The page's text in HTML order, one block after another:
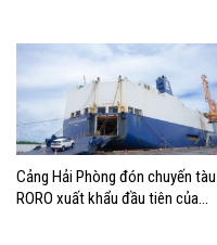
Cảng Hải Phòng đón chuyến tàu
RORO xuất khẩu đầu tiên của